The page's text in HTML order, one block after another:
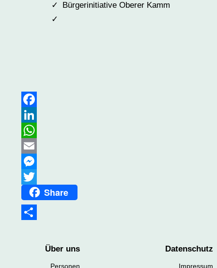
Bürgerinitiative Oberer Kamm
Facebook
LinkedIn
WhatsApp
Email
Messenger
TwitterShare
Über uns
Personen
Datenschutz
Impressum